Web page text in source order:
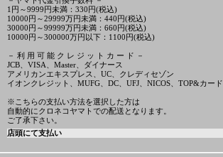
1円～9999円未満：330円(税込)
10000円～29999万円未満：440円(税込)
30000円～99999万円未満：660円(税込)
10000円～300000万円以下：1100円(税込)
－ 利 用 可 能 ク レ ジ ッ ト カ ー ド －
JCB、VISA、Master、ダイナース
アメリカンエキスプレス、UC、クレディセゾン
イオンクレジット、MUFG、DC、UFJ、NICOS、TOP&カード
※こちらの支払い方法を選択した方は
自動的にクロネコヤマトでの配送となります。
ご了承下さい。
店頭にて支払い